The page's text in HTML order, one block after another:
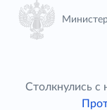
Столкнулись с